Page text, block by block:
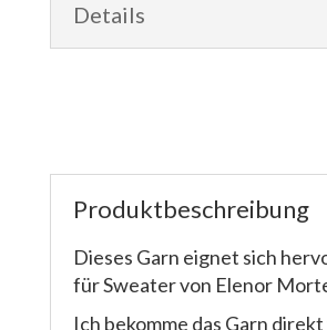
Details
Produktbeschreibung
Dieses Garn eignet sich
für Sweater von Elenor
Ich bekomme das Garn